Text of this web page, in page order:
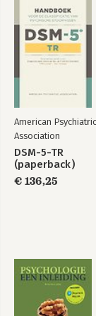
Mannen die het
4 De kater van
De hashtag 73
Ontslag zonder
Mislukt
De vrouw als
Preventie 107
Seksuele
6 Is
De richtingenstrijd
Poppen voor
American Psychiatric
Association
DSM-5-TR
(paperback)
€ 136,25